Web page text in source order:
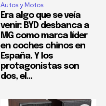
Autos y Motos
Era algo que se veía
venir: BYD desbanca a
MG como marca líder
en coches chinos en
España. Y los
protagonistas son
dos, el...